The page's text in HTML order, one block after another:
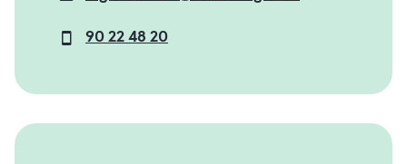
E-
post
Mobil
90 22 48 20